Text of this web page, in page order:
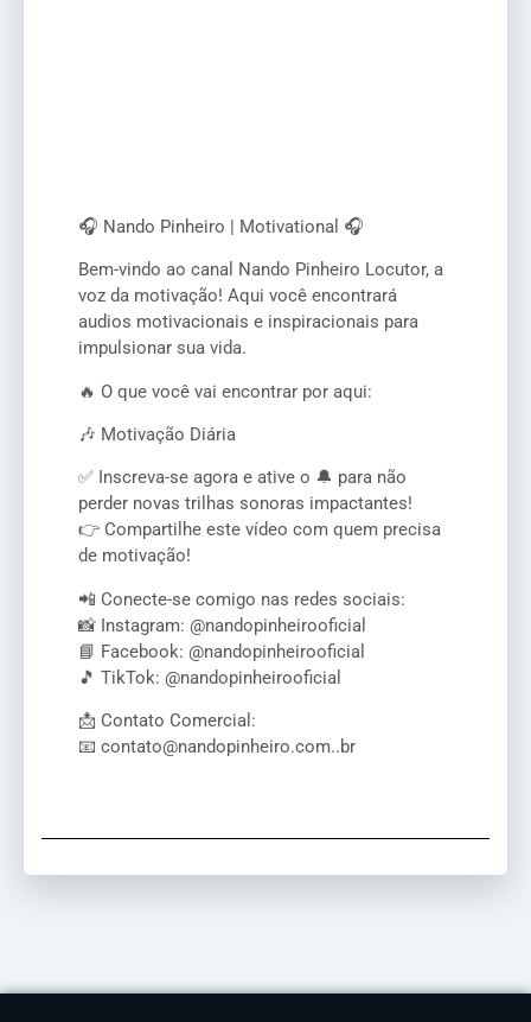
🎧 Nando Pinheiro | Motivational 🎧
Bem-vindo ao canal Nando Pinheiro Locutor, a
voz da motivação! Aqui você encontrará
audios motivacionais e inspiracionais para
impulsionar sua vida.
🔥 O que você vai encontrar por aqui:
🎶 Motivação Diária
✅ Inscreva-se agora e ative o 🔔 para não
perder novas trilhas sonoras impactantes!
👉 Compartilhe este vídeo com quem precisa
de motivação!
📲 Conecte-se comigo nas redes sociais:
📸 Instagram: @nandopinheirooficial
📘 Facebook: @nandopinheirooficial
🎵 TikTok: @nandopinheirooficial
📩 Contato Comercial:
📧 contato@nandopinheiro.com..br